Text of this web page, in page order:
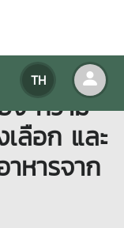
TH
ง ความ
ลือก และ
หารจาก